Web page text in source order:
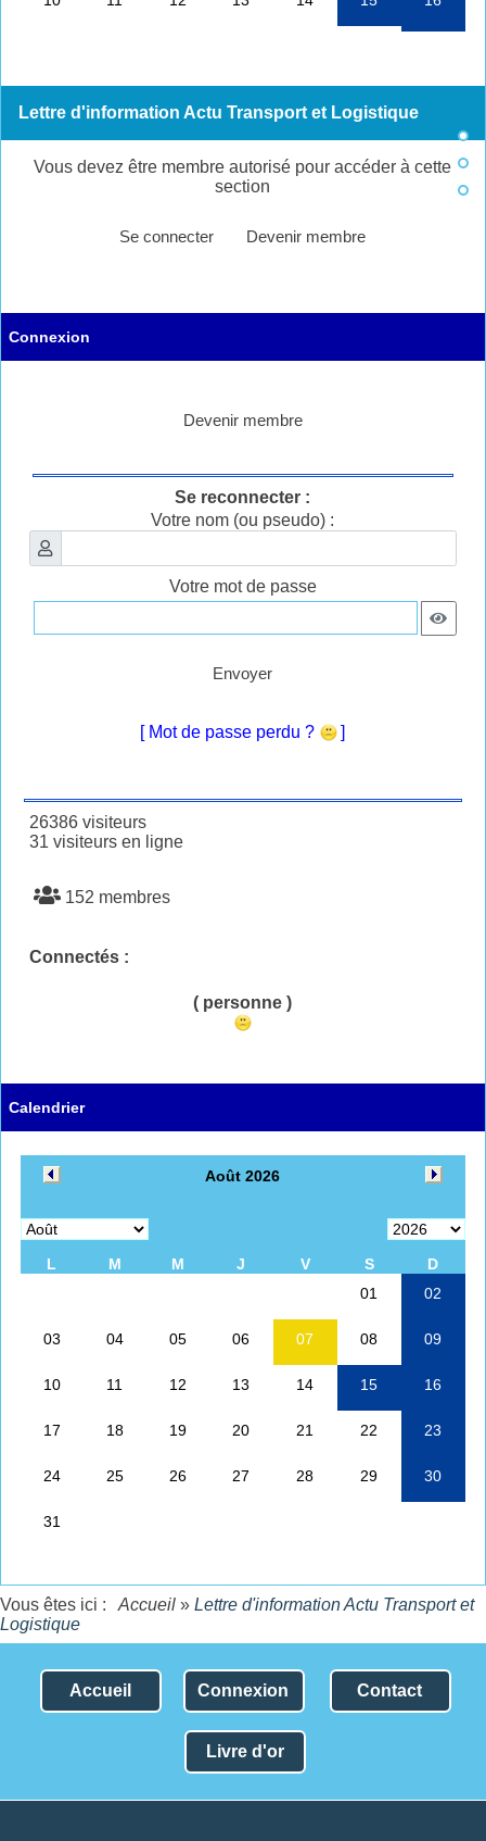
Lettre d'information Actu Transport et Logistique
Vous devez être membre autorisé pour accéder à cette
section
Se connecter Devenir membre
Connexion
Devenir membre
Se reconnecter :
Votre nom (ou pseudo) :
Votre mot de passe
Envoyer
[ Mot de passe perdu ? ]
26386 visiteurs
31 visiteurs en ligne
152 membres
Connectés :
( personne )
Calendrier
Vous êtes ici : Accueil » Lettre d'information Actu Transport et
Logistique
Accueil Connexion Contact
Livre d'or